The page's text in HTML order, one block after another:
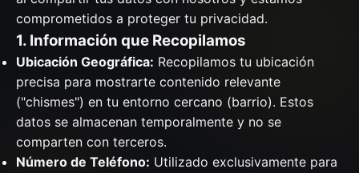
comprometidos a proteger tu privacidad.
1. Información que Recopilamos
Ubicación Geográfica: Recopilamos tu ubicación
precisa para mostrarte contenido relevante
("chismes") en tu entorno cercano (barrio). Estos
datos se almacenan temporalmente y no se
comparten con terceros.
Número de Teléfono: Utilizado exclusivamente para